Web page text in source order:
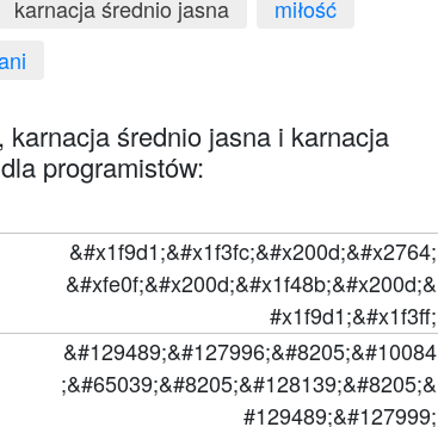
karnacja średnio jasna
miłość
karnacja średnio jasna i karnacja
dla programistów:
&#x1f9d1;&#x1f3fc;&#x200d;&#x2764;
&#xfe0f;&#x200d;&#x1f48b;&#x200d;&
#x1f9d1;&#x1f3ff;
&#129489;&#127996;&#8205;&#10084
;&#65039;&#8205;&#128139;&#8205;&
#129489;&#127999;